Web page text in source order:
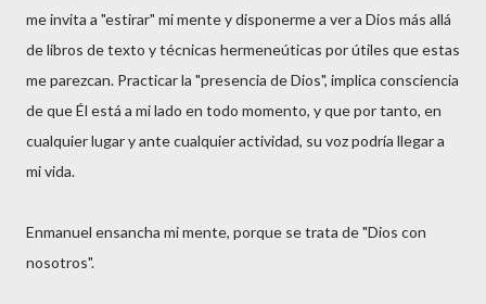
me invita a "estirar" mi mente y disponerme a ver a Dios más allá
de libros de texto y técnicas hermeneúticas por útiles que estas
me parezcan. Practicar la "presencia de Dios", implica consciencia
de que Él está a mi lado en todo momento, y que por tanto, en
cualquier lugar y ante cualquier actividad, su voz podría llegar a
mi vida.
Enmanuel ensancha mi mente, porque se trata de "Dios con
nosotros".